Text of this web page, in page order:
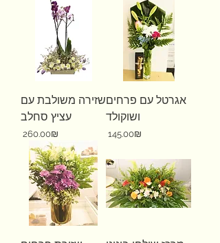
שזירה משולבת עם
עציץ סחלב
Price ‏260.00 ‏₪
אגרטל עם פרחים
ושוקולד
Price ‏145.00 ‏₪